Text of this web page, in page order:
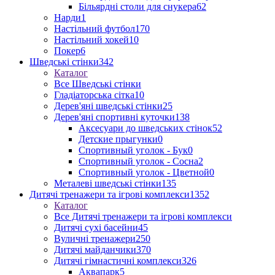
Більярдні столи для снукера62
Нарди1
Настільний футбол170
Настільний хокей10
Покер6
Шведські стінки342
Каталог
Все Шведські стінки
Гладіаторська сітка10
Дерев'яні шведські стінки25
Дерев'яні спортивні куточки138
Аксесуари до шведських стінок52
Детские прыгунки0
Спортивный уголок - Бук0
Спортивный уголок - Сосна2
Спортивный уголок - Цветной0
Металеві шведські стінки135
Дитячі тренажери та ігрові комплекси1352
Каталог
Все Дитячі тренажери та ігрові комплекси
Дитячі сухі басейни45
Вуличні тренажери250
Дитячі майданчики370
Дитячі гімнастичні комплекси326
Аквапарк5